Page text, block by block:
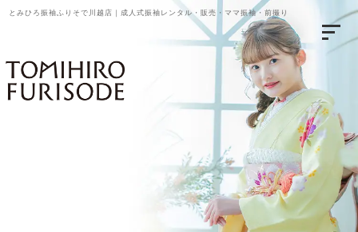
とみひろ振袖ふりそで川越店｜成人式振袖レンタル・販売・ママ振袖・前撮り